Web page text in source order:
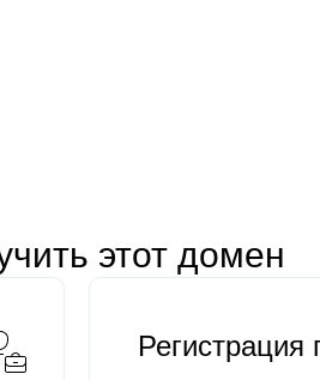
этот домен
Регистрация